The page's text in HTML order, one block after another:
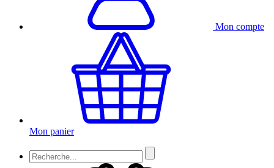
Mon compte
Mon panier